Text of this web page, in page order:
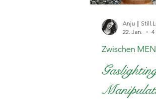
Anju ||
22. Jan.
4
Zwischen